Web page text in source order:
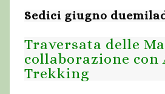
Sedici giugno
Traversata delle
collaborazione con
Trekking